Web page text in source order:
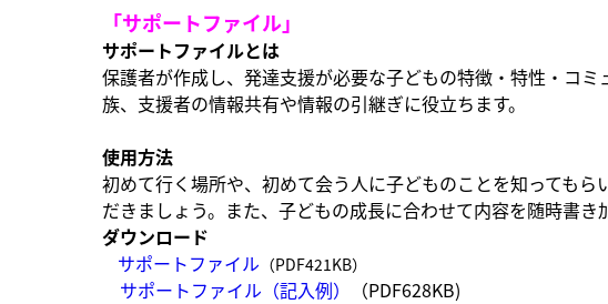
「サポートファイル」
サポートファイルとは
保護者が作成し、発達支援が必要な子どもの特徴・特性・コ
族、支援者の情報共有や情報の引継ぎに役立ちます。
使用方法
初めて行く場所や、初めて会う人に子どものことを知っても
だきましょう。また、子どもの成長に合わせて内容を随時書き
ダウンロード
サポートファイル （PDF421KB）
サポートファイル（記入例） （PDF628KB)